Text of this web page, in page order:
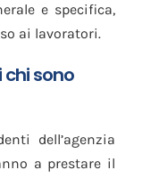
e specifica,
ai lavoratori.
sono
dell’agenzia
a prestare il